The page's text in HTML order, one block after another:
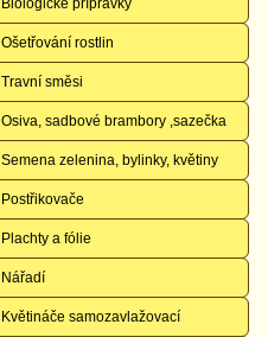
Biologické přípravky
Ošetřování rostlin
Travní směsi
Osiva, sadbové brambory ,sazečka
Semena zelenina, bylinky, květiny
Postřikovače
Plachty a fólie
Nářadí
Květináče samozavlažovací